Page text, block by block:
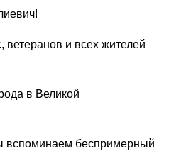
и всех жителей
в Великой
вспоминаем беспримерный